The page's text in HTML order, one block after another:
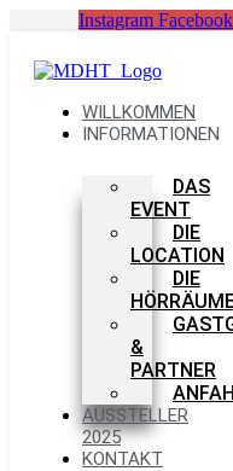
springen
Instagram
WILLKOMMEN
INFORMATIONEN
DAS
EVENT
DIE
LOCATION
DIE
&
PARTNER
AUSSTELLER
2025
KONTAKT